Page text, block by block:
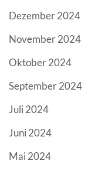
Dezember 2024
November 2024
Oktober 2024
September 2024
Juli 2024
Juni 2024
Mai 2024